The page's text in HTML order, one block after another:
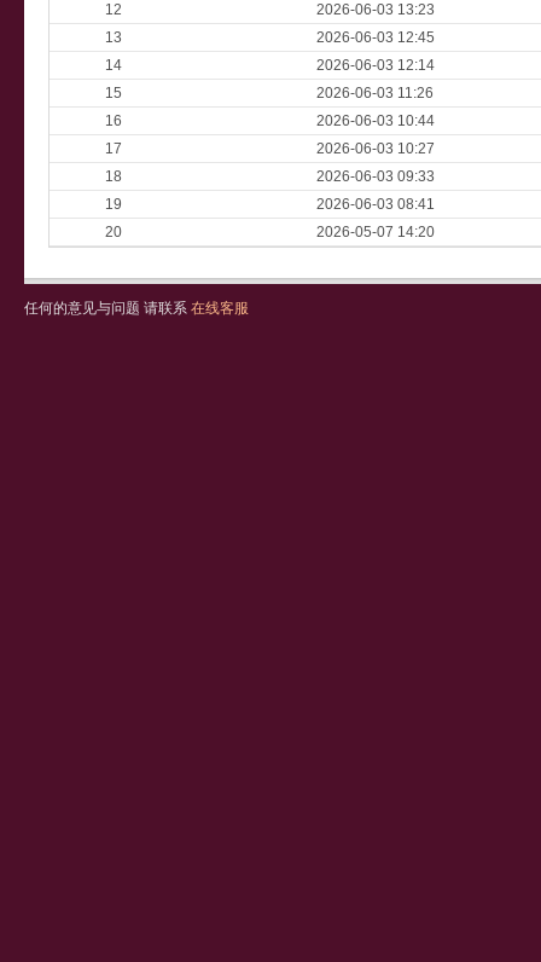
12
2026-06-03 13:23
13
2026-06-03 12:45
14
2026-06-03 12:14
15
2026-06-03 11:26
16
2026-06-03 10:44
17
2026-06-03 10:27
18
2026-06-03 09:33
19
2026-06-03 08:41
20
2026-05-07 14:20
任何的意见与问题 请联系 在线客服